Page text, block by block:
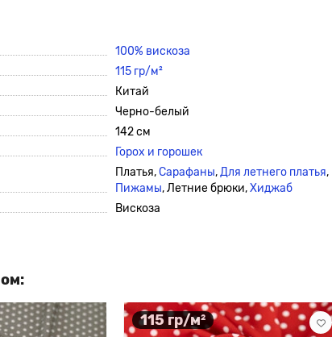
100% вискоза
115 гр/м²
Китай
Черно-белый
142 см
Горох и горошек
Платья,Сарафаны,Для летнего платья,
Пижамы, Летние брюки,Хиджаб
Вискоза
115 гр/м²